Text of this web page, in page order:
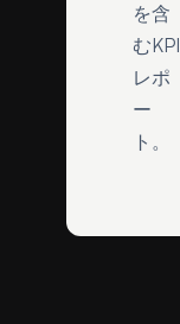
を含
むKPI
レポ
ー
ト。